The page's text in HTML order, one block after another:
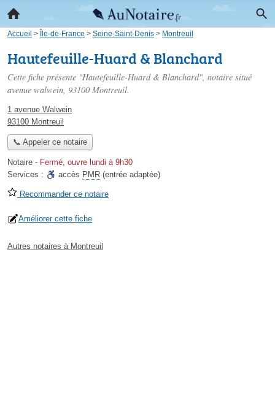
Accueil > Île-de-France > Seine-Saint-Denis > Montreuil
Hautefeuille-Huard & Blanchard
Cette fiche présente "Hautefeuille-Huard & Blanchard", notaire situé
avenue walwein, 93100 Montreuil.
1 avenue Walwein
93100 Montreuil
📞 Appeler ce notaire
Notaire - Fermé, ouvre lundi à 9h30
Services :
accès PMR (entrée adaptée)
Recommander ce notaire
Améliorer cette fiche
Autres notaires à Montreuil